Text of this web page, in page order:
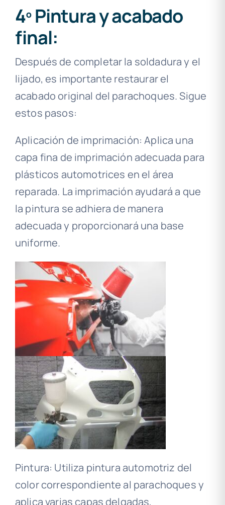
4º Pintura y acabado
final:
Después de completar la soldadura y el
lijado, es importante restaurar el
acabado original del parachoques. Sigue
estos pasos:
Aplicación de imprimación: Aplica una
capa fina de imprimación adecuada para
plásticos automotrices en el área
reparada. La imprimación ayudará a que
la pintura se adhiera de manera
adecuada y proporcionará una base
uniforme.
Pintura: Utiliza pintura automotriz del
color correspondiente al parachoques y
aplica varias capas delgadas,